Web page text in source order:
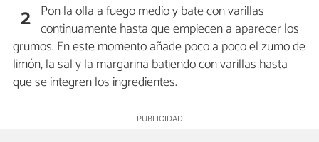
2 Pon la olla a fuego medio y bate con varillas
continuamente hasta que empiecen a aparecer los
grumos. En este momento añade poco a poco el zumo de
limón, la sal y la margarina batiendo con varillas hasta
que se integren los ingredientes.